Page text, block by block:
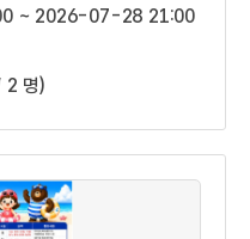
~ 2026-07-28 21:00
2 명)